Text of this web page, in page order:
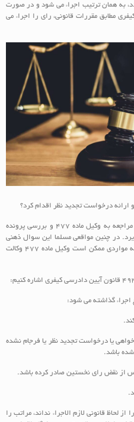
به همان ترتیب اجراء می شود و در صورت
مطابق مقررات قانونی، رای را اجراء می
ارائه درخواست تجدید نظر اقدام کرد؟
در برخی از موارد دیده می شود که پس از مراجعه به وکیل ماده 477 و بررسی پرونده
در چنین مواقعی مسلما این سوال ذهنی
برای بسیاری از افراد پیش می آید که در چه مواردی ممکن است وکیل ماده 477 وکالت
اجراء گذاشته می‏ شود:
یا درخواست تجدید نظر یا فرجام نشده
شده باشد.
از نقض رای نخستین صادر کرده باشد.
لحاظ قانونی لازم الاجراء نداند، مراتب را